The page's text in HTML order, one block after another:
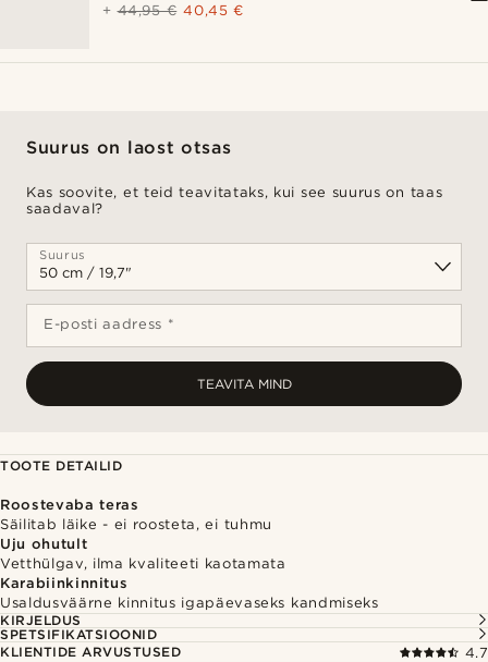
+44,95 € 40,45 €
Suurus on laost otsas
Kas soovite, et teid teavitataks, kui see suurus on taas
saadaval?
Suurus
E-posti aadress *
TEAVITA MIND
TOOTE DETAILID
Roostevaba teras
Säilitab läike - ei roosteta, ei tuhmu
Uju ohutult
Vetthülgav, ilma kvaliteeti kaotamata
Karabiinkinnitus
Usaldusväärne kinnitus igapäevaseks kandmiseks
KIRJELDUS
SPETSIFIKATSIOONID
KLIENTIDE ARVUSTUSED
4.7